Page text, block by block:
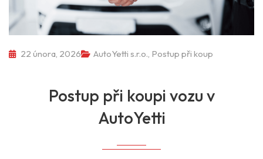
22 února, 2026 AutoYetti s.r.o. Postup při koup
Postup při koupi vozu v
AutoYetti